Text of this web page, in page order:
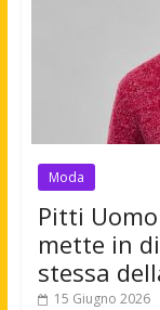
Moda
Pitti
mette in
stessa
15 Giugno 2026